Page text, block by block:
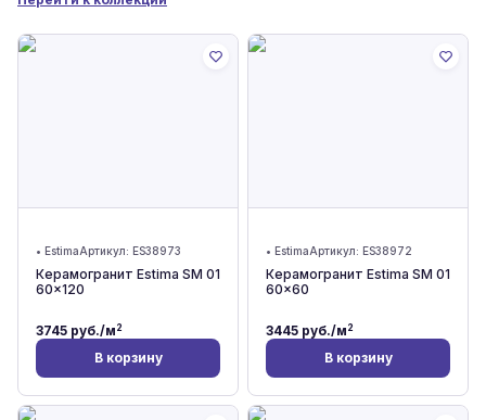
• EstimaАртикул: ES38973
Керамогранит Estima SM 01
60x120
3745 руб./м2
В корзину
• EstimaАртикул: ES38972
Керамогранит Estima SM 01
60x60
3445 руб./м2
В корзину